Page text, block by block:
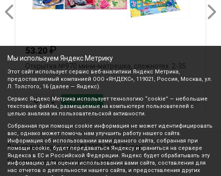
53.20₽
Открытка №970 мини-матрешка, сложнотех. 2-35
В корзину
Все права защищены © 2003-2026 Вилор
Политика конфиденциальности
Мы используем Яндекс Метрику
Этот сайт использует сервис веб-аналитики Яндекс Метрика,
предоставляемый компанией ООО «ЯНДЕКС», 119021, Россия, Москва, ул.
Л. Толстого, 16 (далее — Яндекс).
Сервис Яндекс Метрика использует технологию “cookie” — небольшие
текстовые файлы, размещаемые на компьютере пользователей с
целью анализа их пользовательской активности.
Собранная при помощи cookie информация не может идентифицировать
вас, однако может помочь нам улучшить работу нашего сайта.
Информация об использовании вами данного сайта, собранная при
помощи cookie, будет передаваться Яндексу и храниться на сервере
Яндекса в ЕС и Российской Федерации. Яндекс будет обрабатывать эту
информацию для оценки использования вами сайта, составления для
нас отчетов о деятельности нашего сайта, и предоставления других